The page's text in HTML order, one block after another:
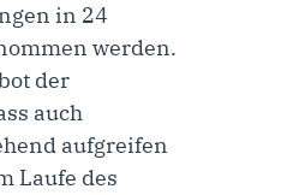
in 24
werden.
der
auch
aufgreifen
Laufe des